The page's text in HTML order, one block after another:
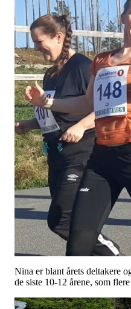
Nina er blant årets deltakere
de siste 10-12 årene, som